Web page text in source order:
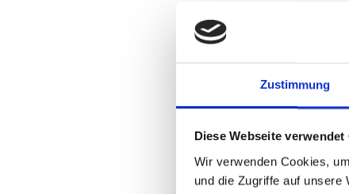
Zustimmung
Diese Webseite verwendet
Wir verwenden Cookies,
und die Zugriffe auf unsere